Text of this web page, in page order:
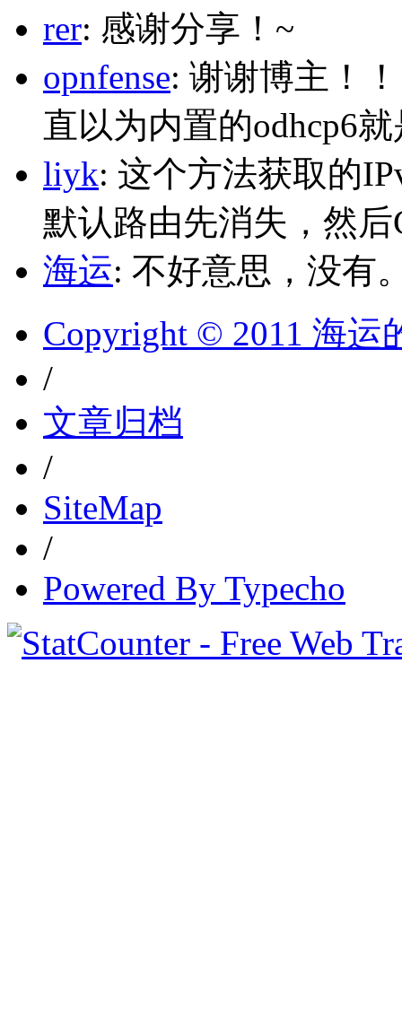
rer: 感谢分享！~
opnfense: 谢谢博主！
直以为内置的odhcp6
liyk: 这个方法获取的
默认路由先消失，然
海运: 不好意思，没有
Copyright © 2011 海运
/
文章归档
/
SiteMap
/
Powered By Typecho